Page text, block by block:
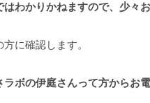
わかりかねますので、少々お
に確認します。
ラボの伊庭さんって方からお